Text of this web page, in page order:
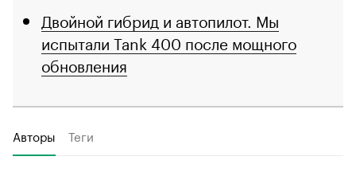
Двойной гибрид и автопилот. Мы
испытали Tank 400 после мощного
обновления
Авторы Теги